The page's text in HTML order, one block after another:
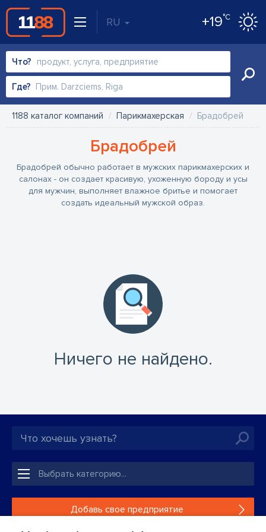
RU +19°C
Что?
Где?
1188 каталог компаний Парикмахерская Брадобрей
Брадобрей
Брадобрей обычно работает в мужских парикмахерских и
салонах - он создает красивую, ухоженную бороду и усы
для мужчин, выполняет влажное бритье и помогает
создать идеальный мужской образ.
Ничего не найдено.
Добавь свое предприятие